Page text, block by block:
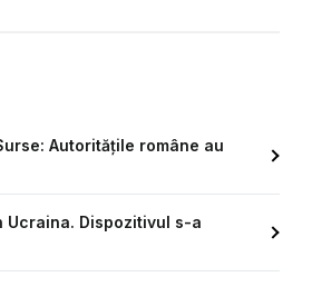
Autoritățile române au
Ucraina. Dispozitivul s-a